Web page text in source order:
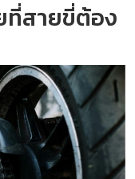
ที่สายขี่ต้อง